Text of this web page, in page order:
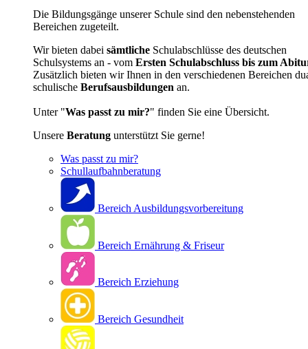
Die Bildungsgänge unserer Schule sind den nebenstehenden
Bereichen zugeteilt.
Wir bieten dabei sämtliche Schulabschlüsse des deutschen
Schulsystems an - vom Ersten Schulabschluss bis zum
Zusätzlich bieten wir Ihnen in den verschiedenen Bereichen
schulische Berufsausbildungen an.
Unter "Was passt zu mir?" finden Sie eine Übersicht.
Unsere Beratung unterstützt Sie gerne!
Was passt zu mir?
Schullaufbahnberatung
Bereich Ausbildungsvorbereitung
Bereich Ernährung & Friseur
Bereich Erziehung
Bereich Gesundheit